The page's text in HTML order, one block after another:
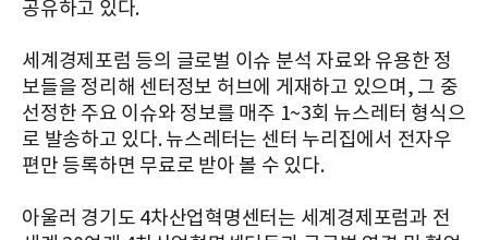
공유하고 있다.
세계경제포럼 등의 글로벌 이슈 분석 자료와 유용한 정
보들을 정리해 센터정보 허브에 게재하고 있으며, 그 중
선정한 주요 이슈와 정보를 매주 1~3회 뉴스레터 형식으
로 발송하고 있다. 뉴스레터는 센터 누리집에서 전자우
편만 등록하면 무료로 받아 볼 수 있다.
아울러 경기도 4차산업혁명센터는 세계경제포럼과 전